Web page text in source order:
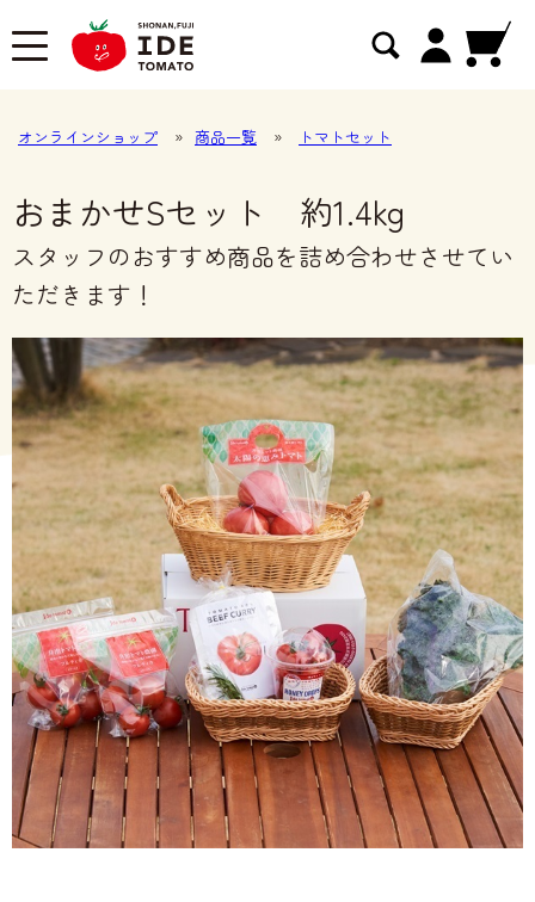
オンラインショップ » 商品一覧 » トマトセット
おまかせSセット 約1.4kg
スタッフのおすすめ商品を詰め合わせさせてい
ただきます！